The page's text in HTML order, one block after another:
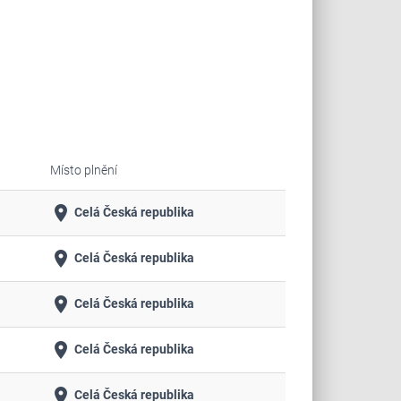
Místo plnění
place Celá Česká republika
place Celá Česká republika
place Celá Česká republika
place Celá Česká republika
place Celá Česká republika